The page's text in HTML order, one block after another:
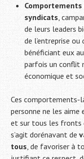
syndicats,
de leurs leaders
de l’entreprise
bénéficiant eux
parfois un conflit
économique et
Ces comportements-
personne ne les aime
et sur tous les fronts
s’agit dorénavant de
tous, de favoriser à